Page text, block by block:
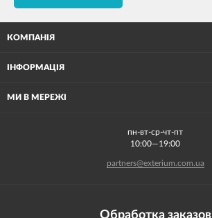
КОМПАНІЯ
ІНФОРМАЦІЯ
МИ В МЕРЕЖІ
пн-вт-ср-чт-пт
10:00—19:00
partners@exterium.com.ua
Обработка заказов